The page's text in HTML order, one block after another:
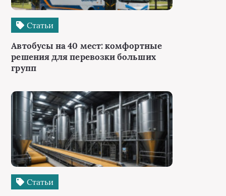
Статьи
Автобусы на 40 мест: комфортные
решения для перевозки больших
групп
Статьи